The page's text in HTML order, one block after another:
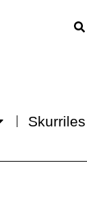
Skurriles